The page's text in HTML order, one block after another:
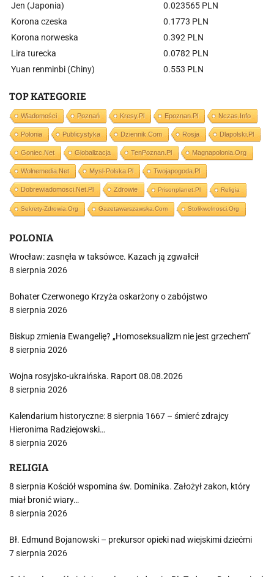
Jen (Japonia)
0.023565 PLN
Korona czeska
0.1773 PLN
Korona norweska
0.392 PLN
Lira turecka
0.0782 PLN
Yuan renminbi (Chiny)
0.553 PLN
TOP KATEGORIE
Wiadomości Poznań Kresy.pl Epoznan.pl Nczas.info
Polonia Publicystyka Dziennik.com Rosja Dlapolski.pl
Goniec.net Globalizacja TenPoznan.pl Magnapolonia.org
Wolnemedia.net Mysl-Polska.pl Twojapogoda.pl
Dobrewiadomosci.net.pl Zdrowie Prisonplanet.pl Religia
Sekrety-Zdrowia.org Gazetawarszawska.com Stolikwolnosci.org
POLONIA
Wrocław: zasnęła w taksówce. Kazach ją zgwałcił
8 sierpnia 2026
Bohater Czerwonego Krzyża oskarżony o zabójstwo
8 sierpnia 2026
Biskup zmienia Ewangelię? „Homoseksualizm nie jest grzechem”
8 sierpnia 2026
Wojna rosyjsko-ukraińska. Raport 08.08.2026
8 sierpnia 2026
Kalendarium historyczne: 8 sierpnia 1667 – śmierć zdrajcy
Hieronima Radziejowski…
8 sierpnia 2026
RELIGIA
8 sierpnia Kościół wspomina św. Dominika. Założył zakon, który
miał bronić wiary…
8 sierpnia 2026
Bł. Edmund Bojanowski – prekursor opieki nad wiejskimi dziećmi
7 sierpnia 2026